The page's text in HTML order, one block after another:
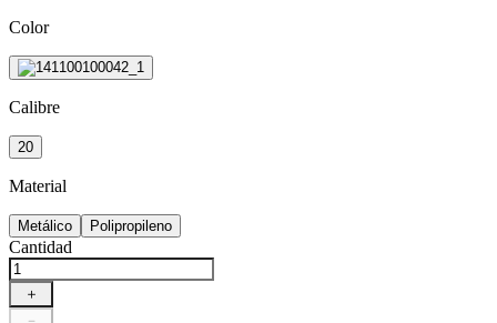
Color
Calibre
20
Material
Metálico Polipropileno
Cantidad
＋